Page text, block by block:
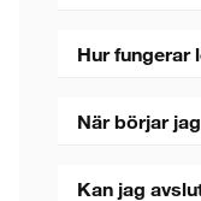
Hur fungerar
När börjar
Kan jag